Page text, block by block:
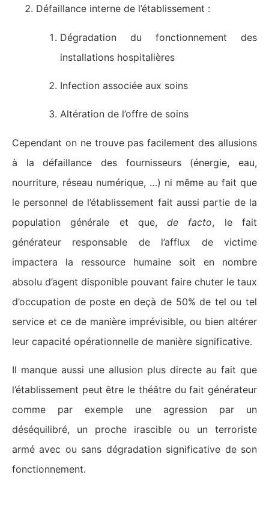
Défaillance interne de l’établissement :
Dégradation du fonctionnement des
installations hospitalières
Infection associée aux soins
Altération de l’offre de soins
Cependant on ne trouve pas facilement des allusions
à la défaillance des fournisseurs (énergie, eau,
nourriture, réseau numérique, …) ni même au fait que
le personnel de l’établissement fait aussi partie de la
population générale et que,de facto, le fait
générateur responsable de l’afflux de victime
impactera la ressource humaine soit en nombre
absolu d’agent disponible pouvant faire chuter le taux
d’occupation de poste en deçà de 50% de tel ou tel
service et ce de manière imprévisible, ou bien altérer
leur capacité opérationnelle de manière significative.
Il manque aussi une allusion plus directe au fait que
l’établissement peut être le théâtre du fait générateur
comme par exemple une agression par un
déséquilibré, un proche irascible ou un terroriste
armé avec ou sans dégradation significative de son
fonctionnement.